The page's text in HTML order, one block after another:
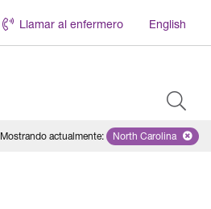
Llamar al enfermero English
Mostrando actualmente: Remove
North Carolina